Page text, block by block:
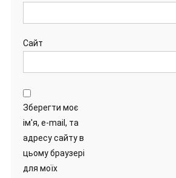
Сайт
Зберегти моє
ім'я, e-mail, та
адресу сайту в
цьому браузері
для моїх